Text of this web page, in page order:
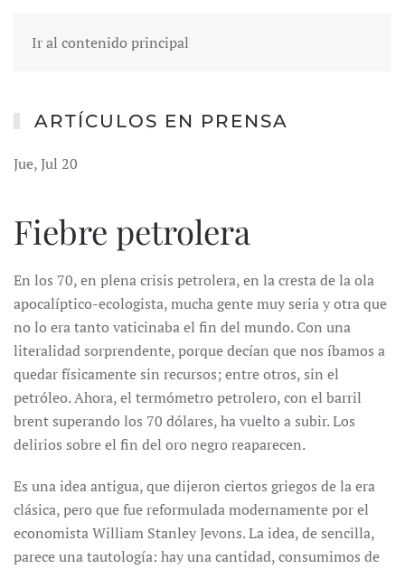
Ir al contenido principal
ARTÍCULOS EN PRENSA
Jue, Jul 20
Fiebre petrolera
En los 70, en plena crisis petrolera, en la cresta de la ola
apocalíptico-ecologista, mucha gente muy seria y otra que
no lo era tanto vaticinaba el fin del mundo. Con una
literalidad sorprendente, porque decían que nos íbamos a
quedar físicamente sin recursos; entre otros, sin el
petróleo. Ahora, el termómetro petrolero, con el barril
brent superando los 70 dólares, ha vuelto a subir. Los
delirios sobre el fin del oro negro reaparecen.
Es una idea antigua, que dijeron ciertos griegos de la era
clásica, pero que fue reformulada modernamente por el
economista William Stanley Jevons. La idea, de sencilla,
parece una tautología: hay una cantidad, consumimos de